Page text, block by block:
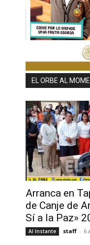
EL ORBE AL
Arranca en
de Canje de
Sí a la Paz»
Al Instante staff - 6